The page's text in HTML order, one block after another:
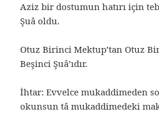
Aziz bir dostumun hatırı için
Şuâ oldu.
Otuz Birinci Mektup’tan Otuz
Beşinci Şuâ’ıdır.
İhtar: Evvelce mukaddimeden
okunsun tâ mukaddimedeki